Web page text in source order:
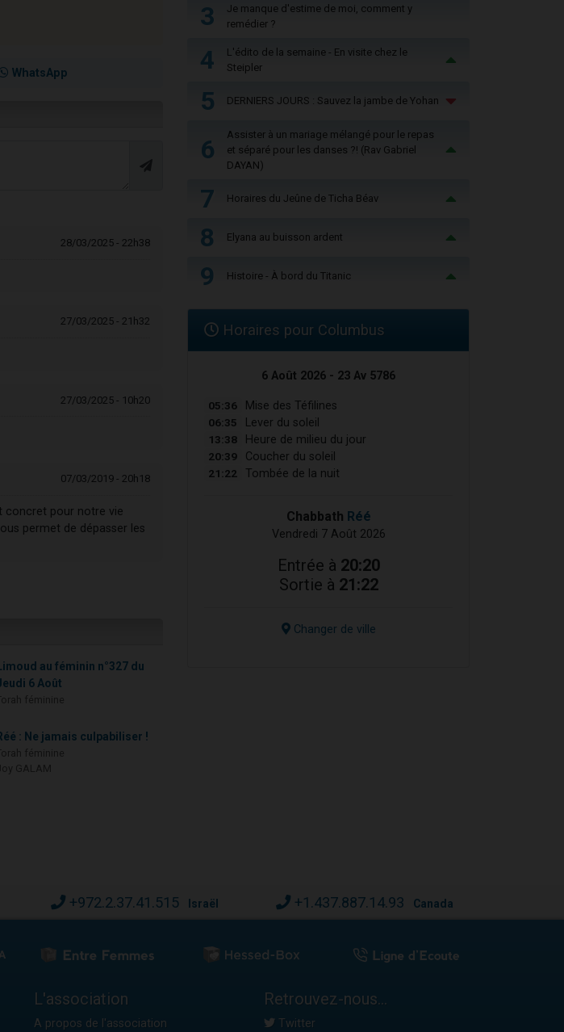
WhatsApp
28/03/2025 - 22h38
27/03/2025 - 21h32
27/03/2025 - 10h20
07/03/2019 - 20h18
concret pour notre vie
permet de dépasser les
au féminin n°327 du
6 Août
: Ne jamais culpabiliser !
3
Je manque d'estime de moi, comment y
remédier ?
4
L'édito de la semaine - En visite chez le
Steipler
5 DERNIERS JOURS : Sauvez la jambe de Yohan
6
Assister à un mariage mélangé pour le repas
et séparé pour les danses ?! (Rav Gabriel
DAYAN)
7 Horaires du Jeûne de Ticha Béav
8 Elyana au buisson ardent
9 Histoire - À bord du Titanic
Horaires pour Columbus
6 Août 2026 - 23 Av 5786
05:36 Mise des Téfilines
06:35 Lever du soleil
13:38 Heure de milieu du jour
20:39 Coucher du soleil
21:22 Tombée de la nuit
Chabbath Réé
Vendredi 7 Août 2026
Entrée à 20:20
Sortie à 21:22
Changer de ville
+972.2.37.41.515 Israël +1.437.887.14.93 Canada
L'association
A propos de l'association
Retrouvez-nous...
Twitter